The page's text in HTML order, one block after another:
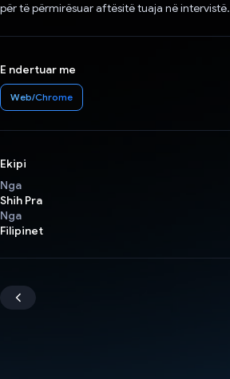
për të përmirësuar aftësitë tuaja në intervistë.
E ndertuar me
Web/Chrome
Ekipi
Nga
Shih Pra
Nga
Filipinet